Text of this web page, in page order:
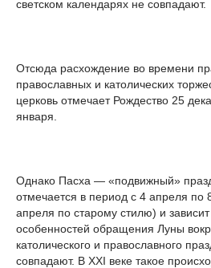
светском календарях не совпадают.
Отсюда расхождение во времени
православных и католических
церковь отмечает Рождество 25
января.
Однако Пасха — «подвижный»
отмечается в период с 4 апреля
апреля по старому стилю) и
особенностей обращения Луны
католического и православного
совпадают. В XXI веке такое